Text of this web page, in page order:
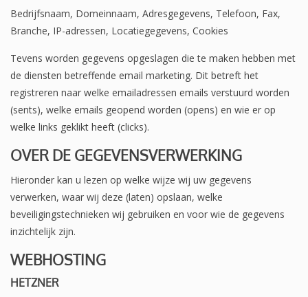
Bedrijfsnaam, Domeinnaam, Adresgegevens, Telefoon, Fax,
Branche, IP-adressen, Locatiegegevens, Cookies
Tevens worden gegevens opgeslagen die te maken hebben met
de diensten betreffende email marketing. Dit betreft het
registreren naar welke emailadressen emails verstuurd worden
(sents), welke emails geopend worden (opens) en wie er op
welke links geklikt heeft (clicks).
OVER DE GEGEVENSVERWERKING
Hieronder kan u lezen op welke wijze wij uw gegevens
verwerken, waar wij deze (laten) opslaan, welke
beveiligingstechnieken wij gebruiken en voor wie de gegevens
inzichtelijk zijn.
WEBHOSTING
HETZNER